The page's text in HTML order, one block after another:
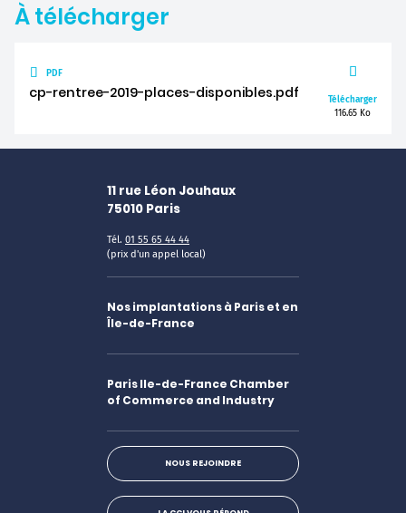
À télécharger
PDF
cp-rentree-2019-places-disponibles.pdf
Télécharger
116.65 Ko
11 rue Léon Jouhaux
75010 Paris
Tél. 01 55 65 44 44
(prix d'un appel local)
Nos implantations à Paris et en
Île-de-France
Paris Ile-de-France Chamber
of Commerce and Industry
NOUS REJOINDRE